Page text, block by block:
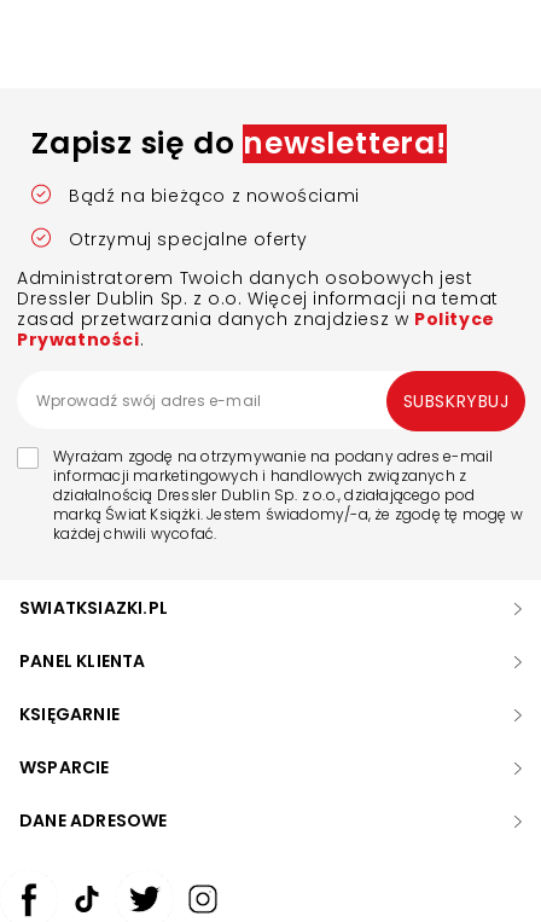
Zapisz się do newslettera!
Bądź na bieżąco z nowościami
Otrzymuj specjalne oferty
Administratorem Twoich danych osobowych jest
Dressler Dublin Sp. z o.o. Więcej informacji na temat
zasad przetwarzania danych znajdziesz w Polityce
Prywatności.
Wyrażam zgodę na otrzymywanie na podany adres e-mail
informacji marketingowych i handlowych związanych z
działalnością Dressler Dublin Sp. z o.o., działającego pod
marką Świat Książki. Jestem świadomy/-a, że zgodę tę mogę w
każdej chwili wycofać.
SUBSKRYBUJ
SWIATKSIAZKI.PL
PANEL KLIENTA
KSIĘGARNIE
WSPARCIE
DANE ADRESOWE
Zwiększ rozmiar czcionki